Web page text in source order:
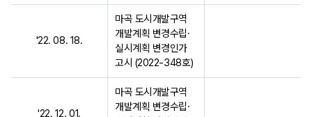
'22. 08. 18.
마곡 도시개발구역
개발계획 변경수립·
실시계획 변경인가
고시 (2022-348호)
'22. 12. 01.
마곡 도시개발구역
개발계획 변경수립·